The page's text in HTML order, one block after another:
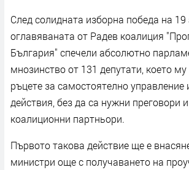
След солидната изборна победа на 19
оглавяваната от Радев коалиция
България" спечели абсолютно
мнозинство от 131 депутати, което
ръцете за самостоятелно управление
действия, без да са нужни преговори
коалиционни партньори.
Първото такова действие ще е
министри още с получаването на